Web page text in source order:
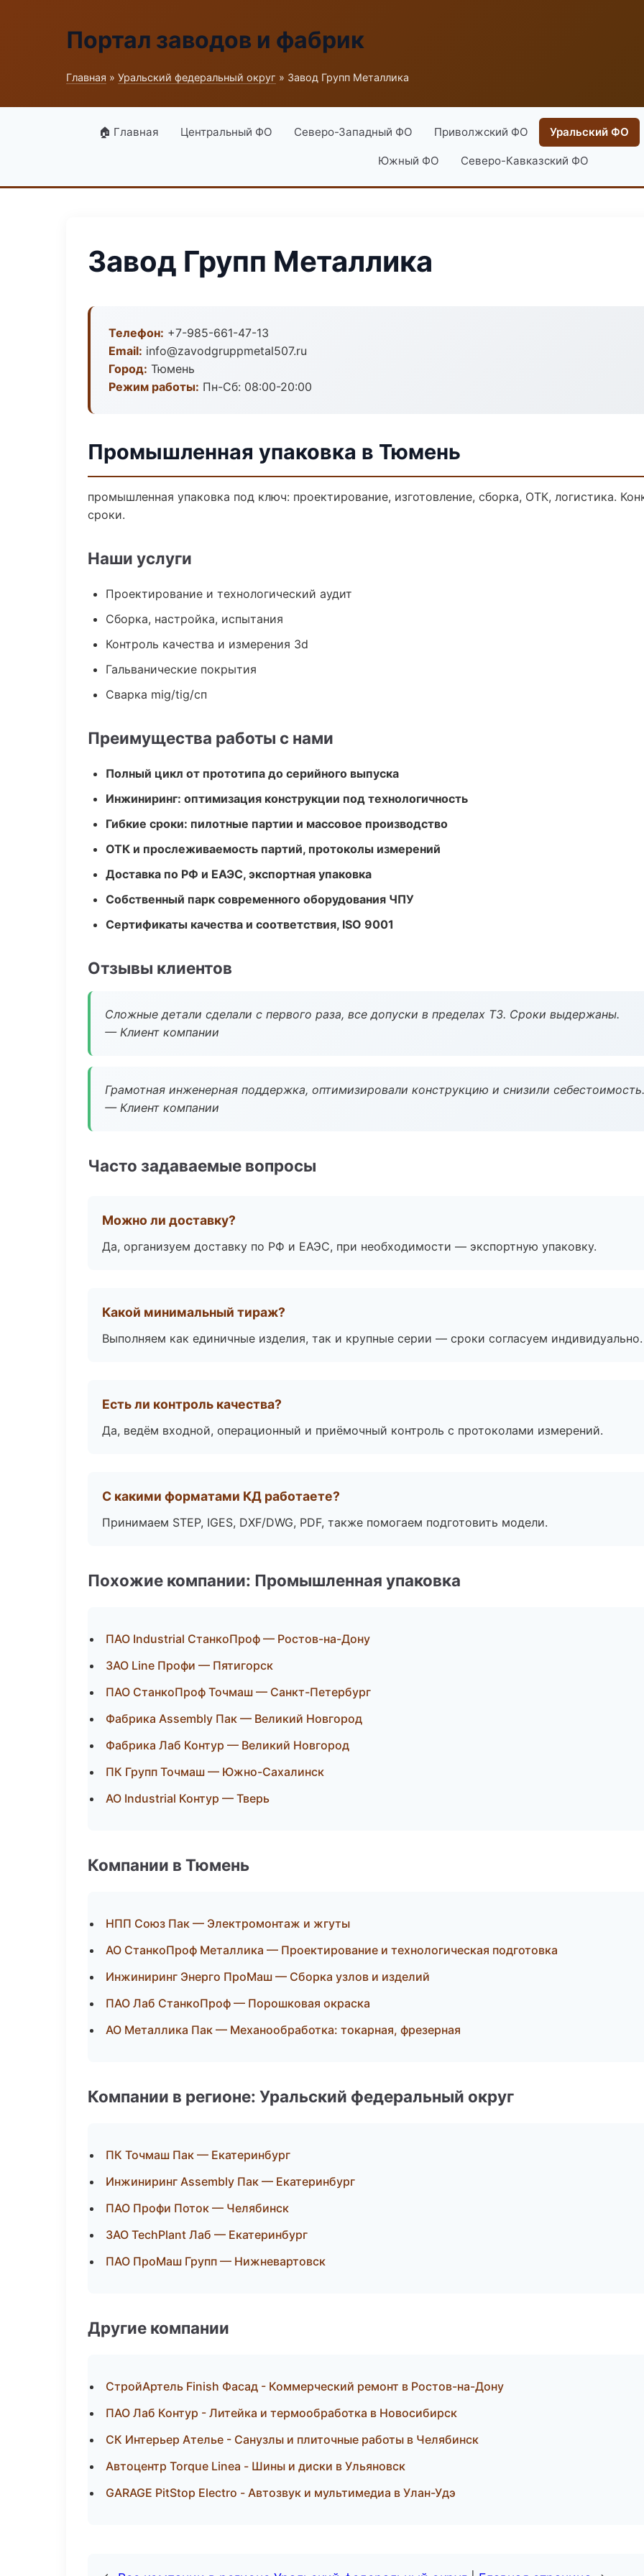
Портал заводов и фабрик
Главная » Уральский федеральный округ » Завод Групп Металлика
🏠 Главная Центральный ФО Северо-Западный ФО Приволжский ФО Уральский ФО
Южный ФО Северо-Кавказский ФО
Завод Групп Металлика
Телефон: +7-985-661-47-13
Email: info@zavodgruppmetal507.ru
Город: Тюмень
Режим работы: Пн-Сб: 08:00-20:00
Промышленная упаковка в Тюмень
промышленная упаковка под ключ: проектирование, изготовление, сборка, ОТК, логистика.
сроки.
Наши услуги
Проектирование и технологический аудит
Сборка, настройка, испытания
Контроль качества и измерения 3d
Гальванические покрытия
Сварка mig/tig/сп
Преимущества работы с нами
Полный цикл от прототипа до серийного выпуска
Инжиниринг: оптимизация конструкции под технологичность
Гибкие сроки: пилотные партии и массовое производство
ОТК и прослеживаемость партий, протоколы измерений
Доставка по РФ и ЕАЭС, экспортная упаковка
Собственный парк современного оборудования ЧПУ
Сертификаты качества и соответствия, ISO 9001
Отзывы клиентов
Сложные детали сделали с первого раза, все допуски в пределах ТЗ. Сроки выдержаны.
— Клиент компании
Грамотная инженерная поддержка, оптимизировали конструкцию и снизили себестоимость.
— Клиент компании
Часто задаваемые вопросы
Можно ли доставку?
Да, организуем доставку по РФ и ЕАЭС, при необходимости — экспортную упаковку.
Какой минимальный тираж?
Выполняем как единичные изделия, так и крупные серии — сроки согласуем индивидуально.
Есть ли контроль качества?
Да, ведём входной, операционный и приёмочный контроль с протоколами измерений.
С какими форматами КД работаете?
Принимаем STEP, IGES, DXF/DWG, PDF, также помогаем подготовить модели.
Похожие компании: Промышленная упаковка
ПАО Industrial СтанкоПроф — Ростов-на-Дону
ЗАО Line Профи — Пятигорск
ПАО СтанкоПроф Точмаш — Санкт-Петербург
Фабрика Assembly Пак — Великий Новгород
Фабрика Лаб Контур — Великий Новгород
ПК Групп Точмаш — Южно-Сахалинск
АО Industrial Контур — Тверь
Компании в Тюмень
НПП Союз Пак — Электромонтаж и жгуты
АО СтанкоПроф Металлика — Проектирование и технологическая подготовка
Инжиниринг Энерго ПроМаш — Сборка узлов и изделий
ПАО Лаб СтанкоПроф — Порошковая окраска
АО Металлика Пак — Механообработка: токарная, фрезерная
Компании в регионе: Уральский федеральный округ
ПК Точмаш Пак — Екатеринбург
Инжиниринг Assembly Пак — Екатеринбург
ПАО Профи Поток — Челябинск
ЗАО TechPlant Лаб — Екатеринбург
ПАО ПроМаш Групп — Нижневартовск
Другие компании
СтройАртель Finish Фасад - Коммерческий ремонт в Ростов-на-Дону
ПАО Лаб Контур - Литейка и термообработка в Новосибирск
СК Интерьер Ателье - Санузлы и плиточные работы в Челябинск
Автоцентр Torque Linea - Шины и диски в Ульяновск
GARAGE PitStop Electro - Автозвук и мультимедиа в Улан-Удэ